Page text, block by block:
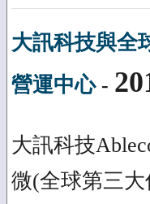
大訊科技與全
營運中心-
大訊科技
微(全球第三